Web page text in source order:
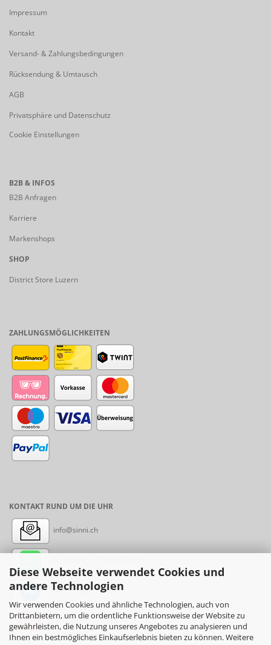
Diese Webseite verwendet Cookies und
andere Technologien
Wir verwenden Cookies und ähnliche Technologien, auch von
Drittanbietern, um die ordentliche Funktionsweise der Website zu
gewährleisten, die Nutzung unseres Angebotes zu analysieren und
Ihnen ein bestmögliches Einkaufserlebnis bieten zu können. Weitere
Impressum
Kontakt
Versand- & Zahlungsbedingungen
Rücksendung & Umtausch
AGB
Privatsphäre und Datenschutz
Cookie Einstellungen
B2B & INFOS
B2B Anfragen
Karriere
Markenshops
SHOP
District Store Luzern
ZAHLUNGSMÖGLICHKEITEN
KONTAKT RUND UM DIE UHR
info@sinni.ch
Messenger: sinni.ch
Instagram: sinni_ch